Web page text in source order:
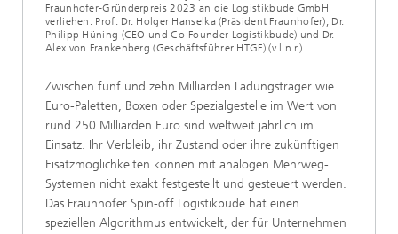
Fraunhofer-Gründerpreis 2023 an die Logistikbude GmbH
verliehen: Prof. Dr. Holger Hanselka (Präsident Fraunhofer), Dr.
Philipp Hüning (CEO und Co-Founder Logistikbude) und Dr.
Alex von Frankenberg (Geschäftsführer HTGF) (v.l.n.r.)
Zwischen fünf und zehn Milliarden Ladungsträger wie
Euro-Paletten, Boxen oder Spezialgestelle im Wert von
rund 250 Milliarden Euro sind weltweit jährlich im
Einsatz. Ihr Verbleib, ihr Zustand oder ihre zukünftigen
Eisatzmöglichkeiten können mit analogen Mehrweg-
Systemen nicht exakt festgestellt und gesteuert werden.
Das Fraunhofer Spin-off Logistikbude hat einen
speziellen Algorithmus entwickelt, der für Unternehmen